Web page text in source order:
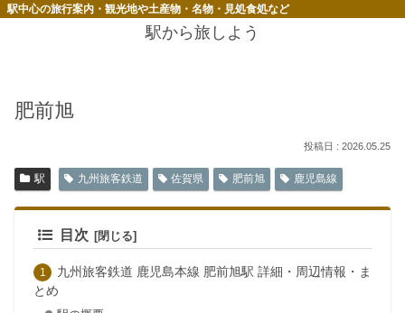
駅中心の旅行案内・観光地や土産物・名物・見処食処など
駅から旅しよう
肥前旭
2026.05.25
駅 九州旅客鉄道 佐賀県 肥前旭 鹿児島線
目次
九州旅客鉄道 鹿児島本線 肥前旭駅 詳細・周辺情報・ま
とめ